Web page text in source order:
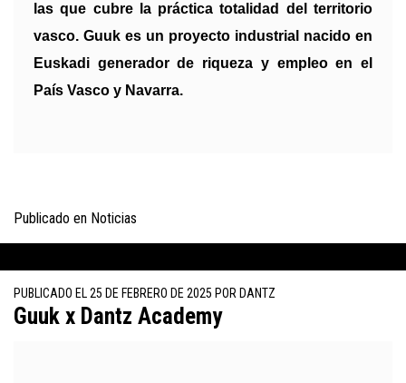
las que cubre la práctica totalidad del territorio
vasco. Guuk es un proyecto industrial nacido en
Euskadi generador de riqueza y empleo en el
País Vasco y Navarra.
Publicado en Noticias
PUBLICADO EL 25 DE FEBRERO DE 2025 POR DANTZ
Guuk x Dantz Academy